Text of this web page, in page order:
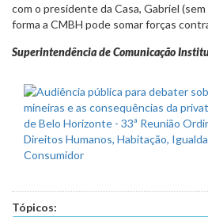
com o presidente da Casa, Gabriel
forma a CMBH pode somar forças
Superintendência de Comunicação
Tópicos: